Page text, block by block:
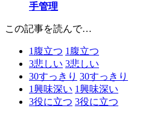
手管理
この記事を読んで…
1 腹立つ 1 腹立つ
3悲しい 3悲しい
30すっきり 30すっきり
1興味深い 1興味深い
3役に立つ 3役に立つ